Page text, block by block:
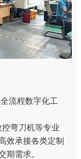
流程数字化工
弯刀机等专业
效承接各类定制
期需求。